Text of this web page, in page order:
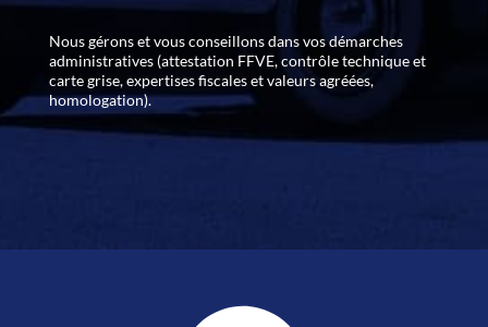
Nous gérons et vous conseillons dans vos démarches
administratives (attestation FFVE, contrôle technique et
carte grise, expertises fiscales et valeurs agréées,
homologation).